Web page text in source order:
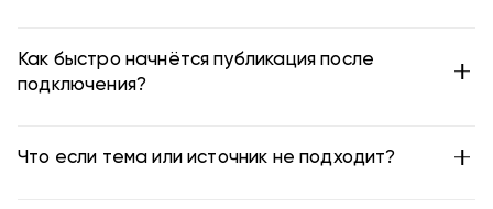
Как быстро начнётся публикация после
подключения?
Что если тема или источник не подходит?